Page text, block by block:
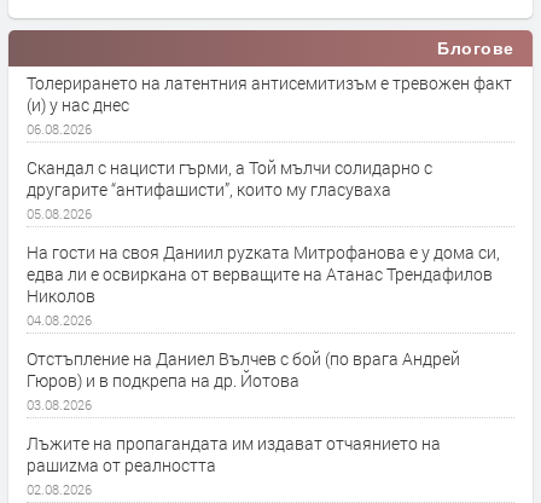
Блогове
Толерирането на латентния антисемитизъм е тревожен факт
(и) у нас днес
06.08.2026
Скандал с нацисти гърми, а Той мълчи солидарно с
другарите “антифашисти”, които му гласуваха
05.08.2026
На гости на своя Даниил руzката Митрофанова е у дома си,
едва ли е освиркана от верващите на Атанас Трендафилов
Николов
04.08.2026
Отстъпление на Даниел Вълчев с бой (по врага Андрей
Гюров) и в подкрепа на др. Йотова
03.08.2026
Лъжите на пропагандата им издават отчаянието на
рашиzма от реалността
02.08.2026